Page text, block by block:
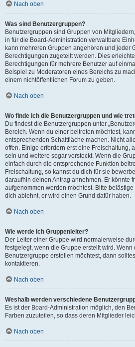
Nach oben
Was sind Benutzergruppen?
Benutzergruppen sind Gruppen von
in für die Board-Administration verwaltbare
kann mehreren Gruppen angehören und jeder
Berechtigungen zugeteilt werden. Dies
Berechtigungen für mehrere Benutzer auf
Beispiel zu Moderatoren eines Bereichs zu
einem nichtöffentlichen Forum zu geben.
Nach oben
Wo finde ich die Benutzergruppen und wie
Du findest die Benutzergruppen unter
Bereich. Wenn du einer beitreten möchtest,
entsprechenden Schaltfläche machen. Nicht
offen. Einige erfordern erst eine Freischaltung,
sein und weitere sogar versteckt. Wenn die
einfach durch die entsprechende Funktion
Freischaltung, so kannst du dich für sie
daraufhin deinen Antrag annehmen. Er könnte
aufgenommen werden möchtest. Bitte
dich ablehnt, er wird einen Grund dafür haben.
Nach oben
Wie werde ich Gruppenleiter?
Der Leiter einer Gruppe wird normalerweise
festgelegt, wenn die Gruppe erstellt wird. Wenn
Benutzergruppe erstellen möchtest, dann
kontaktieren.
Nach oben
Weshalb werden verschiedene
Es ist der Board-Administration möglich, den
Farben zuzuteilen, so dass deren Mitglieder
Nach oben